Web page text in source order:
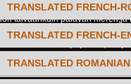
TRANSLATED FRENCH-
TRANSLATED FRENCH-
TRANSLATED
jätä sinua yksinidän yöhön. Ja
taivaankuin palavan
vastaukseksija talojen
tuntemattomaan ja yöhön,kun
sen, mikä meille oli läheistä ja